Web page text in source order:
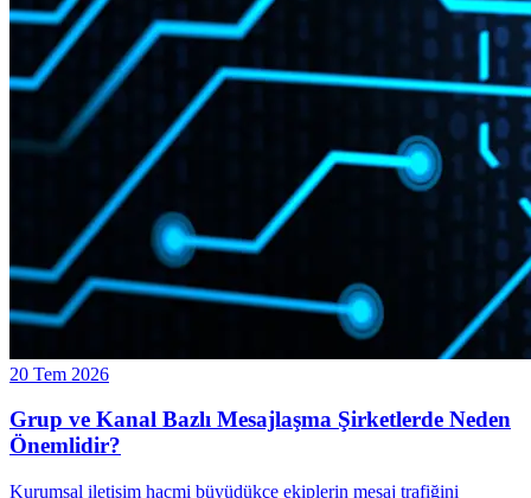
20 Tem 2026
Grup ve Kanal Bazlı Mesajlaşma Şirketlerde Neden
Önemlidir?
Kurumsal iletişim hacmi büyüdükçe ekiplerin mesaj trafiğini